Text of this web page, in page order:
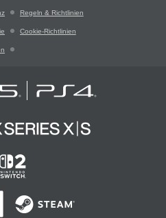
Regeln & Richtlinien
Cookie-Richtlinien